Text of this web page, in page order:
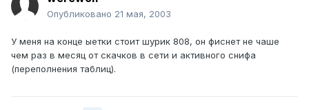
Опубликовано 21 мая, 2003
У меня на конце ыетки стоит шурик 808, он фиснет не чаше
чем раз в месяц от скачков в сети и активного снифа
(переполнения таблиц).